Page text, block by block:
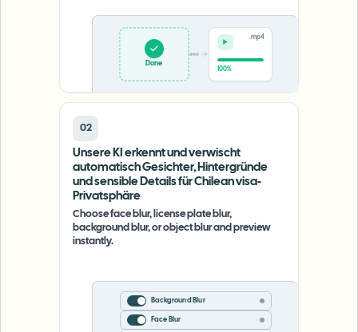
Done
100%
.mp4
02
Unsere KI erkennt und verwischt
automatisch Gesichter, Hintergründe
und sensible Details für Chilean visa-
Privatsphäre
Choose face blur, license plate blur,
background blur, or object blur and preview
instantly.
Background Blur
Face Blur